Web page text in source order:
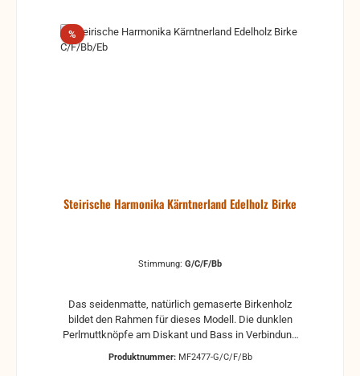
%Rabatt
Steirische Harmonika Kärntnerland Edelholz Birke
Stimmung: G/C/F/Bb
Das seidenmatte, natürlich gemaserte Birkenholz
bildet den Rahmen für dieses Modell. Die dunklen
Perlmuttknöpfe am Diskant und Bass in Verbindung
Produktnummer: MF2477-G/C/F/Bb